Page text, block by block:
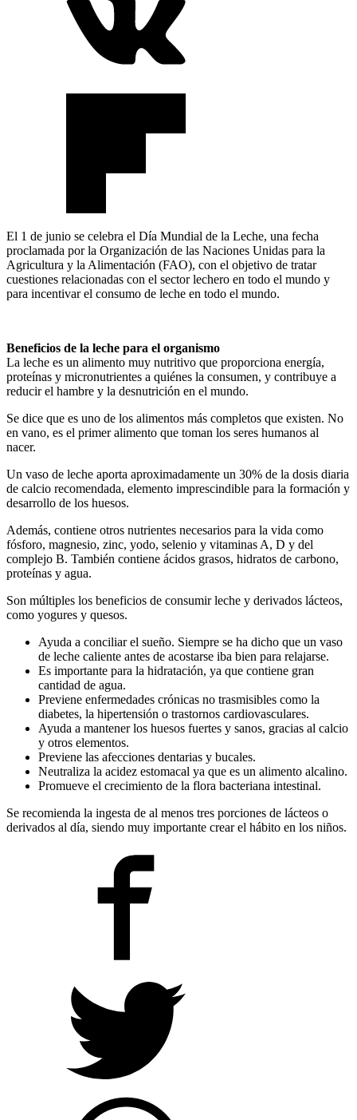
El 1 de junio se celebra el Día Mundial de la Leche, una fecha
proclamada por la Organización de las Naciones Unidas para la
Agricultura y la Alimentación (FAO), con el objetivo de tratar
cuestiones relacionadas con el sector lechero en todo el mundo y
para incentivar el consumo de leche en todo el mundo.
Beneficios de la leche para el organismo
La leche es un alimento muy nutritivo que proporciona energía,
proteínas y micronutrientes a quiénes la consumen, y contribuye a
reducir el hambre y la desnutrición en el mundo.
Se dice que es uno de los alimentos más completos que existen. No
en vano, es el primer alimento que toman los seres humanos al
nacer.
Un vaso de leche aporta aproximadamente un 30% de la dosis diaria
de calcio recomendada, elemento imprescindible para la formación y
desarrollo de los huesos.
Además, contiene otros nutrientes necesarios para la vida como
fósforo, magnesio, zinc, yodo, selenio y vitaminas A, D y del
complejo B. También contiene ácidos grasos, hidratos de carbono,
proteínas y agua.
Son múltiples los beneficios de consumir leche y derivados lácteos,
como yogures y quesos.
Ayuda a conciliar el sueño. Siempre se ha dicho que un vaso
de leche caliente antes de acostarse iba bien para relajarse.
Es importante para la hidratación, ya que contiene gran
cantidad de agua.
Previene enfermedades crónicas no trasmisibles como la
diabetes, la hipertensión o trastornos cardiovasculares.
Ayuda a mantener los huesos fuertes y sanos, gracias al calcio
y otros elementos.
Previene las afecciones dentarias y bucales.
Neutraliza la acidez estomacal ya que es un alimento alcalino.
Promueve el crecimiento de la flora bacteriana intestinal.
Se recomienda la ingesta de al menos tres porciones de lácteos o
derivados al día, siendo muy importante crear el hábito en los niños.